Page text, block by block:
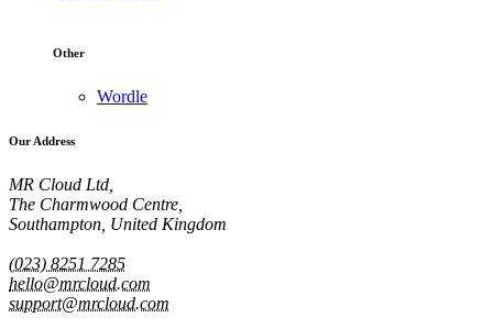
Other
Wordle
Our Address
MR Cloud Ltd,
The Charmwood Centre,
Southampton, United Kingdom
(023) 8251 7285
hello@mrcloud.com
support@mrcloud.com